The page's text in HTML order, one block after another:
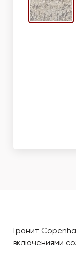
Гранит
включениями